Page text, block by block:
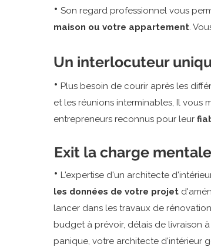
• Son regard professionnel vous
maison ou votre appartement.
Un interlocuteur
• Plus besoin de courir après les
et les réunions interminables, Il vous
entrepreneurs reconnus pour leur
Exit la charge mentale
• L'expertise d'un architecte
les données de votre projet
lancer dans les travaux de
budget à prévoir, délais de livraison
panique, votre architecte d'intérieur